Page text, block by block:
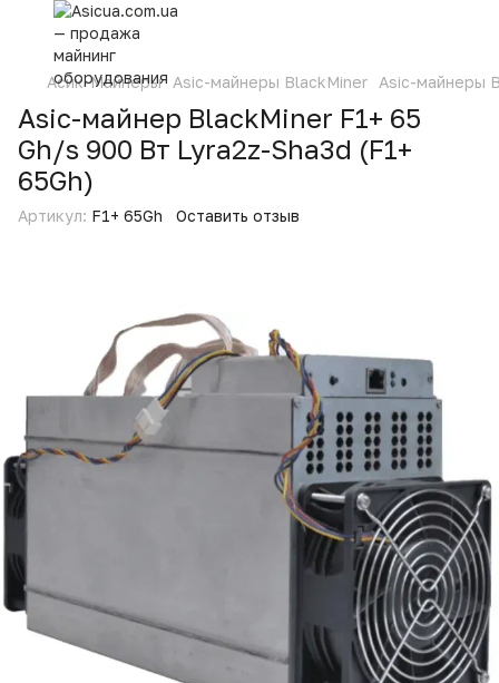
Асик-Майнеры Asic-майнеры BlackMiner Asic-майнеры
Asic-майнер BlackMiner F1+ 65
Gh/s 900 Вт Lyra2z-Sha3d (F1+
65Gh)
Артикул: F1+ 65Gh Оставить отзыв